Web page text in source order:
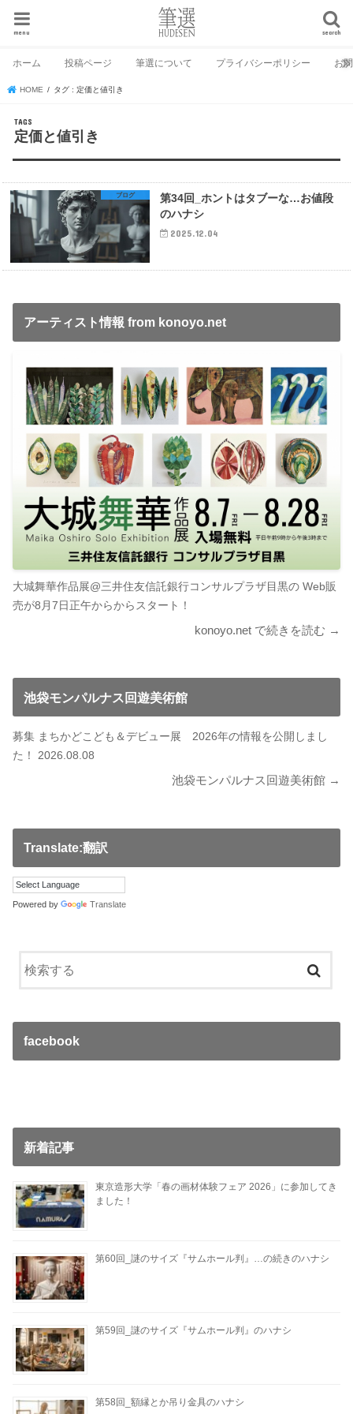
search
menu
ホーム 投稿ページ 筆選について プライバシーポリシー お
HOME タグ : 定価と値引き
定価と値引き
ブログ
第34回_ホントはタブーな…お値段
のハナシ
2025.12.04
アーティスト情報 from konoyo.net
大城舞華作品展@三井住友信託銀行コンサルプラザ目黒の Web販
売が8月7日正午からからスタート！
konoyo.net で続きを読む →
池袋モンパルナス回遊美術館
募集 まちかどこども＆デビュー展 2026年の情報を公開しまし
た！ 2026.08.08
池袋モンパルナス回遊美術館 →
Translate:翻訳
Powered by Translate
facebook
新着記事
東京造形大学「春の画材体験フェア 2026」に参加してき
ました！
第60回_謎のサイズ『サムホール判』…の続きのハナシ
第59回_謎のサイズ『サムホール判』のハナシ
第58回_額縁とか吊り金具のハナシ